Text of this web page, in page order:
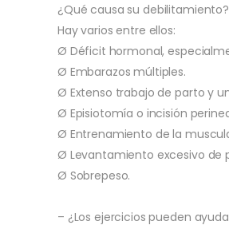
¿Qué causa su debilitamiento?
Hay varios entre ellos:
Ø Déficit hormonal,
Ø Embarazos múltiples.
Ø Extenso trabajo de parto y
Ø Episiotomía o incisión
Ø Entrenamiento de la
Ø Levantamiento excesivo de
Ø Sobrepeso.
– ¿Los ejercicios pueden